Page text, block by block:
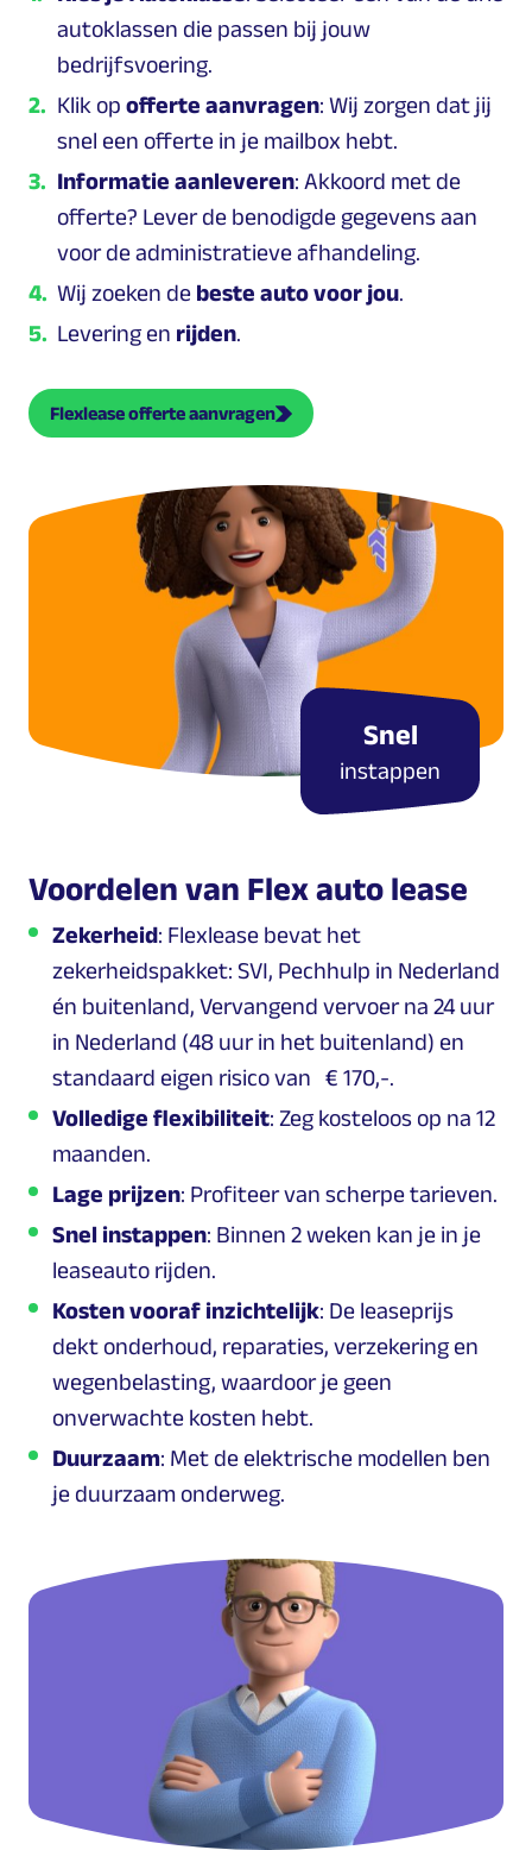
autoklassen die passen bij jouw
bedrijfsvoering.
Klik op offerte aanvragen: Wij zorgen dat jij
snel een offerte in je mailbox hebt.
Informatie aanleveren: Akkoord met de
offerte? Lever de benodigde gegevens aan
voor de administratieve afhandeling.
Wij zoeken de beste auto voor jou.
Levering en rijden.
Flexlease offerte aanvragen
Snel
instappen
Voordelen van Flex auto lease
Zekerheid: Flexlease bevat het
zekerheidspakket: SVI, Pechhulp in Nederland
én buitenland, Vervangend vervoer na 24 uur
in Nederland (48 uur in het buitenland) en
standaard eigen risico van € 170,-.
Volledige flexibiliteit: Zeg kosteloos op na 12
maanden.
Lage prijzen: Profiteer van scherpe tarieven.
Snel instappen: Binnen 2 weken kan je in je
leaseauto rijden.
Kosten vooraf inzichtelijk: De leaseprijs
dekt onderhoud, reparaties, verzekering en
wegenbelasting, waardoor je geen
onverwachte kosten hebt.
Duurzaam: Met de elektrische modellen ben
je duurzaam onderweg.